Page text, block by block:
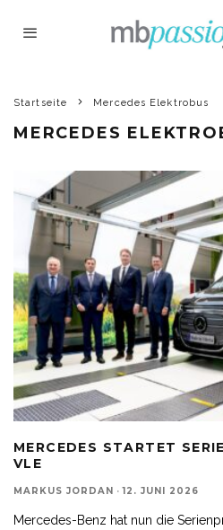
Startseite Mercedes Elektrobus
MERCEDES
MERCEDES STARTET
VLE
MARKUS JORDAN · 12. JUNI 2026
Mercedes-Benz hat nun die